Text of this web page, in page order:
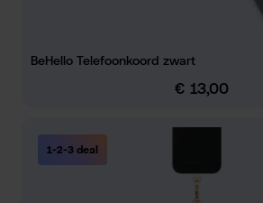
BeHello Telefoonkoord zwart
Normale prijs:
€ 13,00
1-2-3 deal